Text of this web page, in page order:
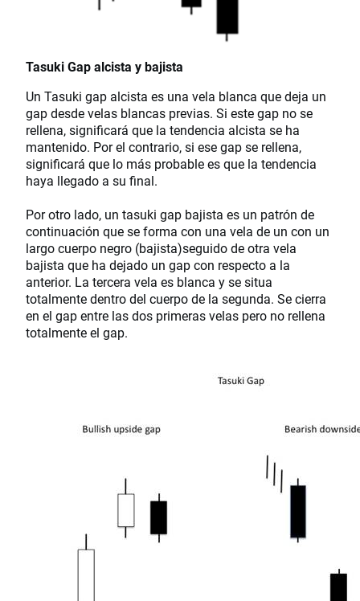
Tasuki Gap alcista y bajista
Un Tasuki gap alcista es una vela blanca que deja un
gap desde velas blancas previas. Si este gap no se
rellena, significará que la tendencia alcista se ha
mantenido. Por el contrario, si ese gap se rellena,
significará que lo más probable es que la tendencia
haya llegado a su final.
Por otro lado, un tasuki gap bajista es un patrón de
continuación que se forma con una vela de un con un
largo cuerpo negro (bajista)seguido de otra vela
bajista que ha dejado un gap con respecto a la
anterior. La tercera vela es blanca y se situa
totalmente dentro del cuerpo de la segunda. Se cierra
en el gap entre las dos primeras velas pero no rellena
totalmente el gap.